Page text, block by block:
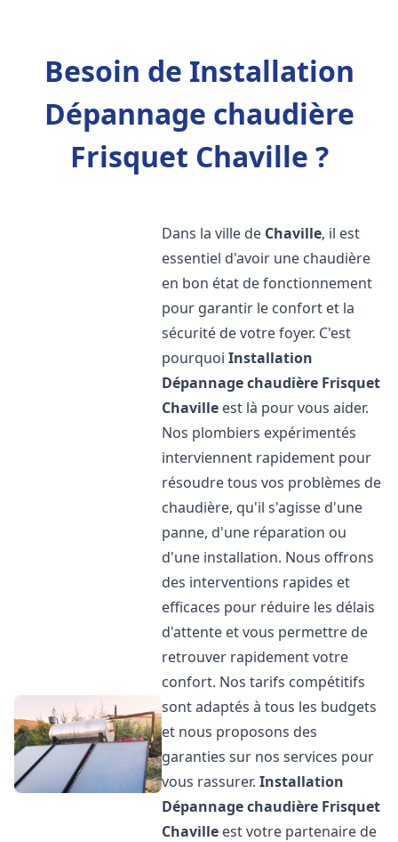
Besoin de Installation
Dépannage chaudière
Frisquet Chaville ?
Dans la ville de Chaville, il est
essentiel d'avoir une chaudière
en bon état de fonctionnement
pour garantir le confort et la
sécurité de votre foyer. C'est
pourquoiInstallation
Dépannage chaudière Frisquet
Chaville est là pour vous aider.
Nos plombiers expérimentés
interviennent rapidement pour
résoudre tous vos problèmes de
chaudière, qu'il s'agisse d'une
panne, d'une réparation ou
d'une installation. Nous offrons
des interventions rapides et
efficaces pour réduire les délais
d'attente et vous permettre de
retrouver rapidement votre
confort. Nos tarifs compétitifs
sont adaptés à tous les budgets
et nous proposons des
garanties sur nos services pour
vous rassurer.Installation
Dépannage chaudière Frisquet
Chaville est votre partenaire de